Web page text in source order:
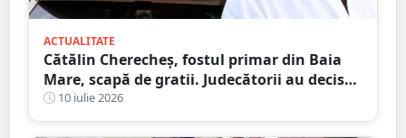
ACTUALITATE
Cătălin Cherecheș, fostul primar din Baia
Mare, scapă de gratii. Judecătorii au decis
eliberarea condiționată
10 iulie 2026